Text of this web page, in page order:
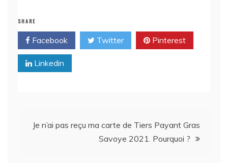
SHARE
Facebook Twitter Pinterest
Linkedin
Navigation
Je n’ai pas reçu ma carte de Tiers Payant Gras
Savoye 2021. Pourquoi ?